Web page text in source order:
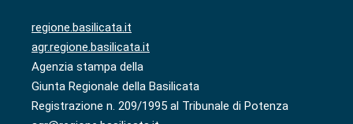
regione.basilicata.it
agr.regione.basilicata.it
Agenzia stampa della
Giunta Regionale della Basilicata
Registrazione n. 209/1995 al Tribunale di Potenza